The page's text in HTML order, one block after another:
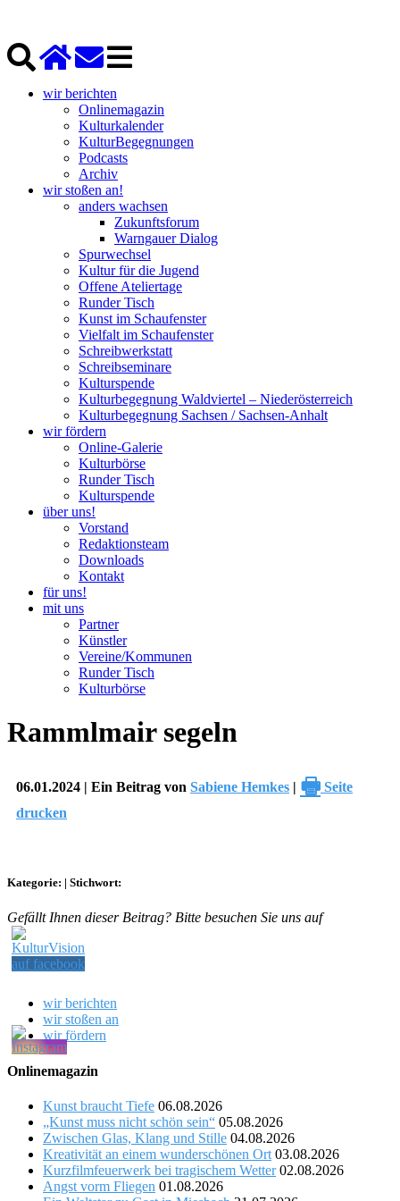
wir berichten
Onlinemagazin
Kulturkalender
KulturBegegnungen
Podcasts
Archiv
wir stoßen an!
anders wachsen
Zukunftsforum
Warngauer Dialog
Spurwechsel
Kultur für die Jugend
Offene Ateliertage
Runder Tisch
Kunst im Schaufenster
Vielfalt im Schaufenster
Schreibwerkstatt
Schreibseminare
Kulturspende
Kulturbegegnung Waldviertel – Niederösterreich
Kulturbegegnung Sachsen / Sachsen-Anhalt
wir fördern
Online-Galerie
Kulturbörse
Runder Tisch
Kulturspende
über uns!
Vorstand
Redaktionsteam
Downloads
Kontakt
für uns!
mit uns
Partner
Künstler
Vereine/Kommunen
Runder Tisch
Kulturbörse
Rammlmair segeln
06.01.2024 | Ein Beitrag von Sabiene Hemkes | 🖶 Seite
drucken
Kategorie: | Stichwort:
Gefällt Ihnen dieser Beitrag? Bitte besuchen Sie uns auf
wir berichten
wir stoßen an
wir fördern
Onlinemagazin
Kunst braucht Tiefe 06.08.2026
„Kunst muss nicht schön sein“ 05.08.2026
Zwischen Glas, Klang und Stille 04.08.2026
Kreativität an einem wunderschönen Ort 03.08.2026
Kurzfilmfeuerwerk bei tragischem Wetter 02.08.2026
Angst vorm Fliegen 01.08.2026